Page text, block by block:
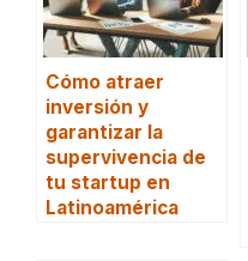
Cómo atraer
inversión y
garantizar la
supervivencia de
tu startup en
Latinoamérica